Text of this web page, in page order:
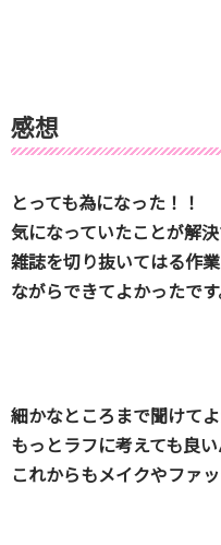
感想
とっても為になった！！
気になっていたことが解
雑誌を切り抜いてはる作
ながらできてよかったです
細かなところまで聞けてよ
もっとラフに考えても良
これからもメイクやファ